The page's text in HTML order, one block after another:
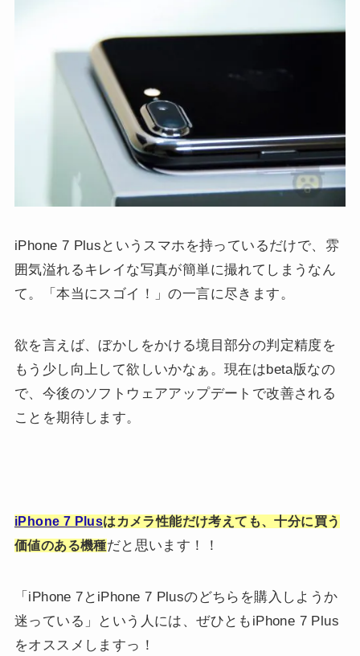
iPhone 7 Plusというスマホを持っているだけで、雰
囲気溢れるキレイな写真が簡単に撮れてしまうなん
て。「本当にスゴイ！」の一言に尽きます。
欲を言えば、ぼかしをかける境目部分の判定精度を
もう少し向上して欲しいかなぁ。現在はbeta版なの
で、今後のソフトウェアアップデートで改善される
ことを期待します。
iPhone 7 Plusはカメラ性能だけ考えても、十分に買う
価値のある機種だと思います！！
「iPhone 7とiPhone 7 Plusのどちらを購入しようか
迷っている」という人には、ぜひともiPhone 7 Plus
をオススメしますっ！